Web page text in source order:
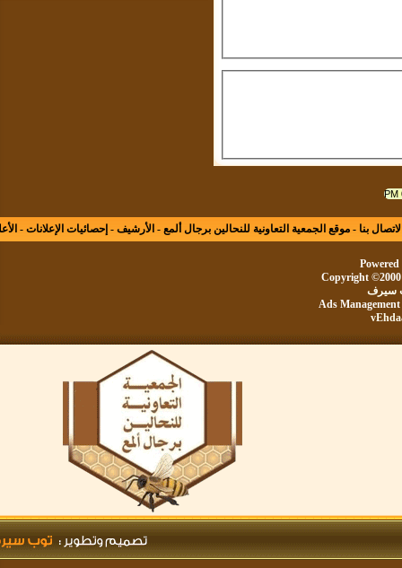
بنا-موقع الجمعية التعاونية للنحالين برجال ألمع -الأرشيف-إحصائيات الإعلانات-الأعلى
Copyright
Ads